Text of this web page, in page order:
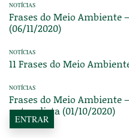
NOTÍCIAS
Frases do Meio Ambiente
(06/11/2020)
NOTÍCIAS
11 Frases do Meio
NOTÍCIAS
Frases do Meio Ambiente
naturalista (01/10/2020)
ENTRAR